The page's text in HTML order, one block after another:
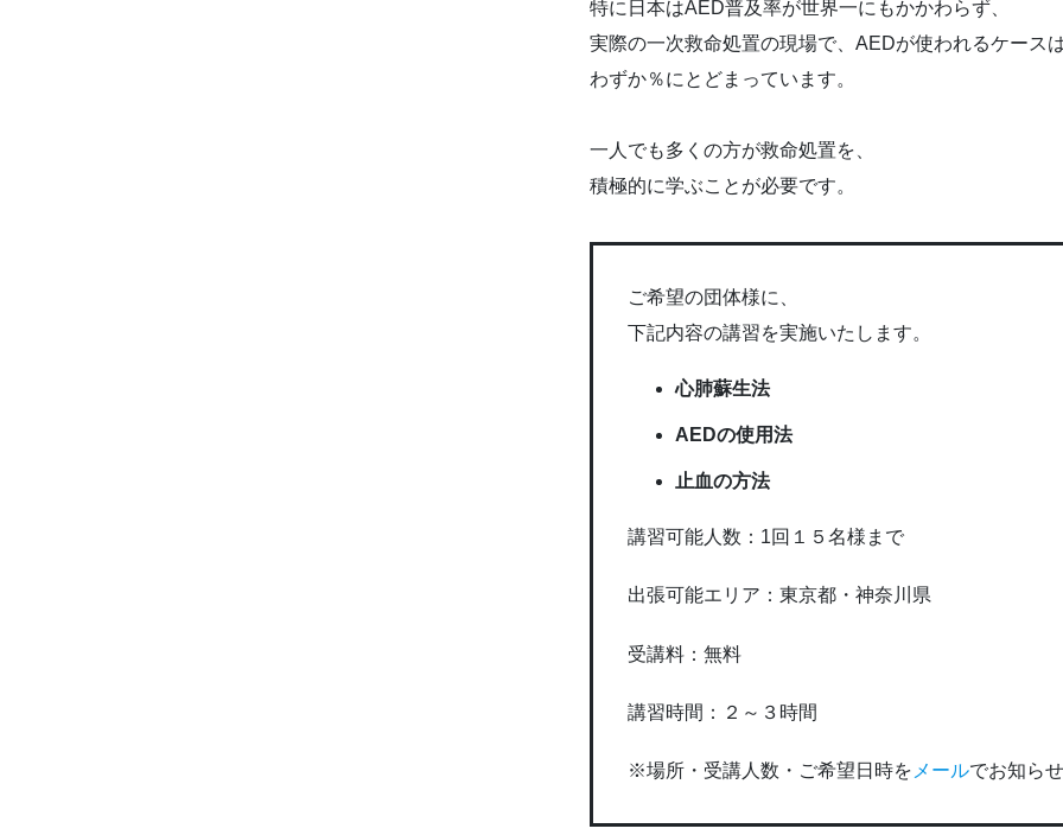
特に日本はAED普及率が世界一にもかかわらず、
実際の一次救命処置の現場で、AEDが使われるケース
わずか％にとどまっています。
一人でも多くの方が救命処置を、
積極的に学ぶことが必要です。
ご希望の団体様に、
下記内容の講習を実施いたします。
心肺蘇生法
AEDの使用法
止血の方法
講習可能人数：1回１５名様まで
出張可能エリア：東京都・神奈川県
受講料：無料
講習時間：２～３時間
※場所・受講人数・ご希望日時を メールでお知ら